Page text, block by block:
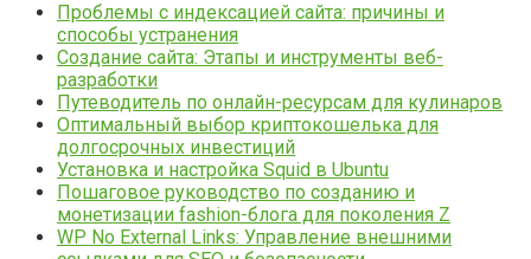
Проблемы с индексацией сайта: причины и
способы устранения
Создание сайта: Этапы и инструменты веб-
разработки
Путеводитель по онлайн-ресурсам для кулинаров
Оптимальный выбор криптокошелька для
долгосрочных инвестиций
Установка и настройка Squid в Ubuntu
Пошаговое руководство по созданию и
монетизации fashion-блога для поколения Z
WP No External Links: Управление внешними